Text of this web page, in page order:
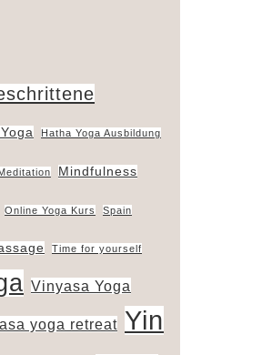
Hatha Yoga Ausbildung
Mindfulness
Online Yoga Kurs Spain
Time for yourself
Vinyasa Yoga
yoga retreat Yin